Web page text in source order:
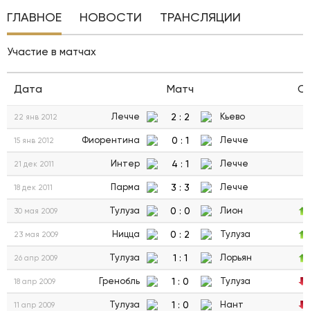
ГЛАВНОЕ НОВОСТИ ТРАНСЛЯЦИИ
Участие в матчах
Дата Матч
22 янв 2012 Лечче 2 : 2 Кьево
15 янв 2012 Фиорентина 0 : 1 Лечче
21 дек 2011 Интер 4 : 1 Лечче
18 дек 2011 Парма 3 : 3 Лечче
30 мая 2009 Тулуза 0 : 0 Лион
23 мая 2009 Ницца 0 : 2 Тулуза
26 апр 2009 Тулуза 1 : 1 Лорьян
18 апр 2009 Гренобль 1 : 0 Тулуза
11 апр 2009 Тулуза 1 : 0 Нант